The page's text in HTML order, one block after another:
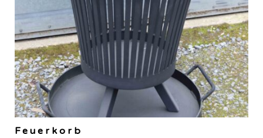
Feuerkorb